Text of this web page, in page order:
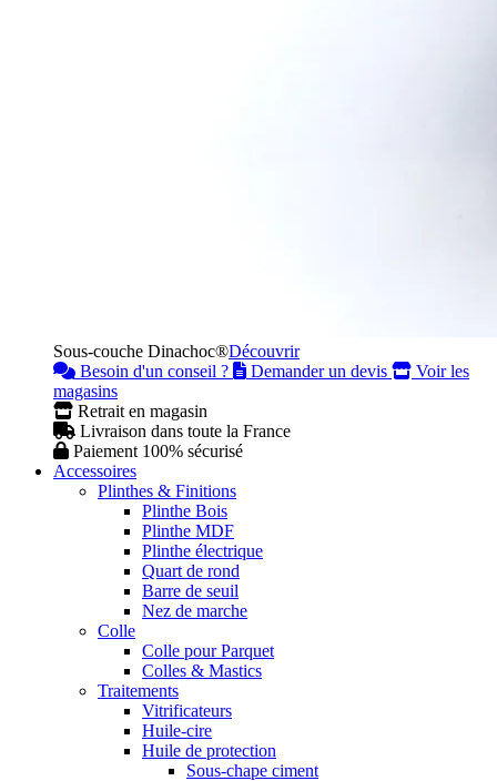
Sous-couche Dinachoc®Découvrir
Besoin d'un conseil ?
Demander un devis
Voir les
magasins
Retrait en magasin
Livraison dans toute la France
Paiement 100% sécurisé
Accessoires
Plinthes & Finitions
Plinthe Bois
Plinthe MDF
Plinthe électrique
Quart de rond
Barre de seuil
Nez de marche
Colle
Colle pour Parquet
Colles & Mastics
Traitements
Vitrificateurs
Huile-cire
Huile de protection
Sous-chape ciment